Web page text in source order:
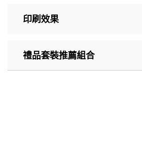
印刷效果
禮品套裝推薦組合